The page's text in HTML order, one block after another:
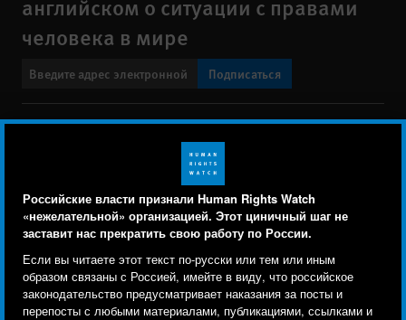
Российские власти признали Human Rights Watch
«нежелательной» организацией. Этот циничный шаг не
заставит нас прекратить свою работу по России.
Если вы читаете этот текст по-русски или тем или иным
образом связаны с Россией, имейте в виду, что российское
законодательство предусматривает наказания за посты и
перепосты с любыми материалами, публикациями, ссылками и
английском о ситуации с правами
человека в мире
Подписаться
Свяжитесь с нами
menu
Заявление о политике конфиденциальности
Карта сайта
Text Version
© 2026 Human Rights Watch
Human Rights Watch| 350 Fifth Avenue, 34th Floor | New York,NY
Human Rights Watch cookie preferences
Мы используем файлы cookie, технологии
отслеживания и сторонние аналитические
инструменты, чтобы лучше понять, кто посещает